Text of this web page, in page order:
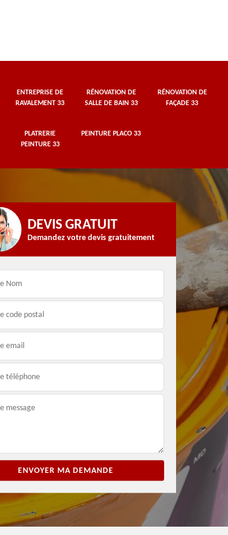
ENTREPRISE DE
RAVALEMENT 33
RÉNOVATION DE
SALLE DE BAIN 33
RÉNOVATION DE
FAÇADE 33
PLATRERIE
PEINTURE 33
PEINTURE PLACO 33
Entreprise de peinture
33
Peintre et peinture de
façade 33
DEVIS GRATUIT
Demandez votre devis gratuitement